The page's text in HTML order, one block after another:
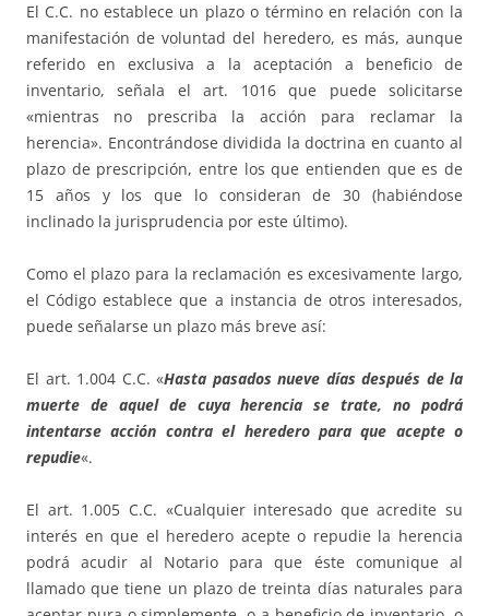
El C.C. no establece un plazo o término en relación con la
manifestación de voluntad del heredero, es más, aunque
referido en exclusiva a la aceptación a beneficio de
inventario, señala el art. 1016 que puede solicitarse
«mientras no prescriba la acción para reclamar la
herencia». Encontrándose dividida la doctrina en cuanto al
plazo de prescripción, entre los que entienden que es de
15 años y los que lo consideran de 30 (habiéndose
inclinado la jurisprudencia por este último).
Como el plazo para la reclamación es excesivamente largo,
el Código establece que a instancia de otros interesados,
puede señalarse un plazo más breve así:
El art. 1.004 C.C. «Hasta pasados nueve días después de la
muerte de aquel de cuya herencia se trate, no podrá
intentarse acción contra el heredero para que acepte o
repudie«.
El art. 1.005 C.C. «Cualquier interesado que acredite su
interés en que el heredero acepte o repudie la herencia
podrá acudir al Notario para que éste comunique al
llamado que tiene un plazo de treinta días naturales para